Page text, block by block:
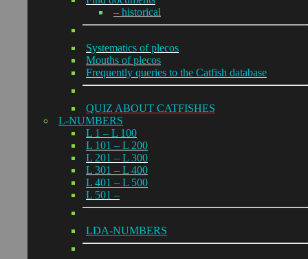
– historical
Systematics of plecos
Mouths of plecos
Frequently queries to the Catfish database
QUIZ ABOUT CATFISHES
L-NUMBERS
L 1 – L 100
L 101 – L 200
L 201 – L 300
L 301 – L 400
L 401 – L 500
L 501 –
LDA-NUMBERS